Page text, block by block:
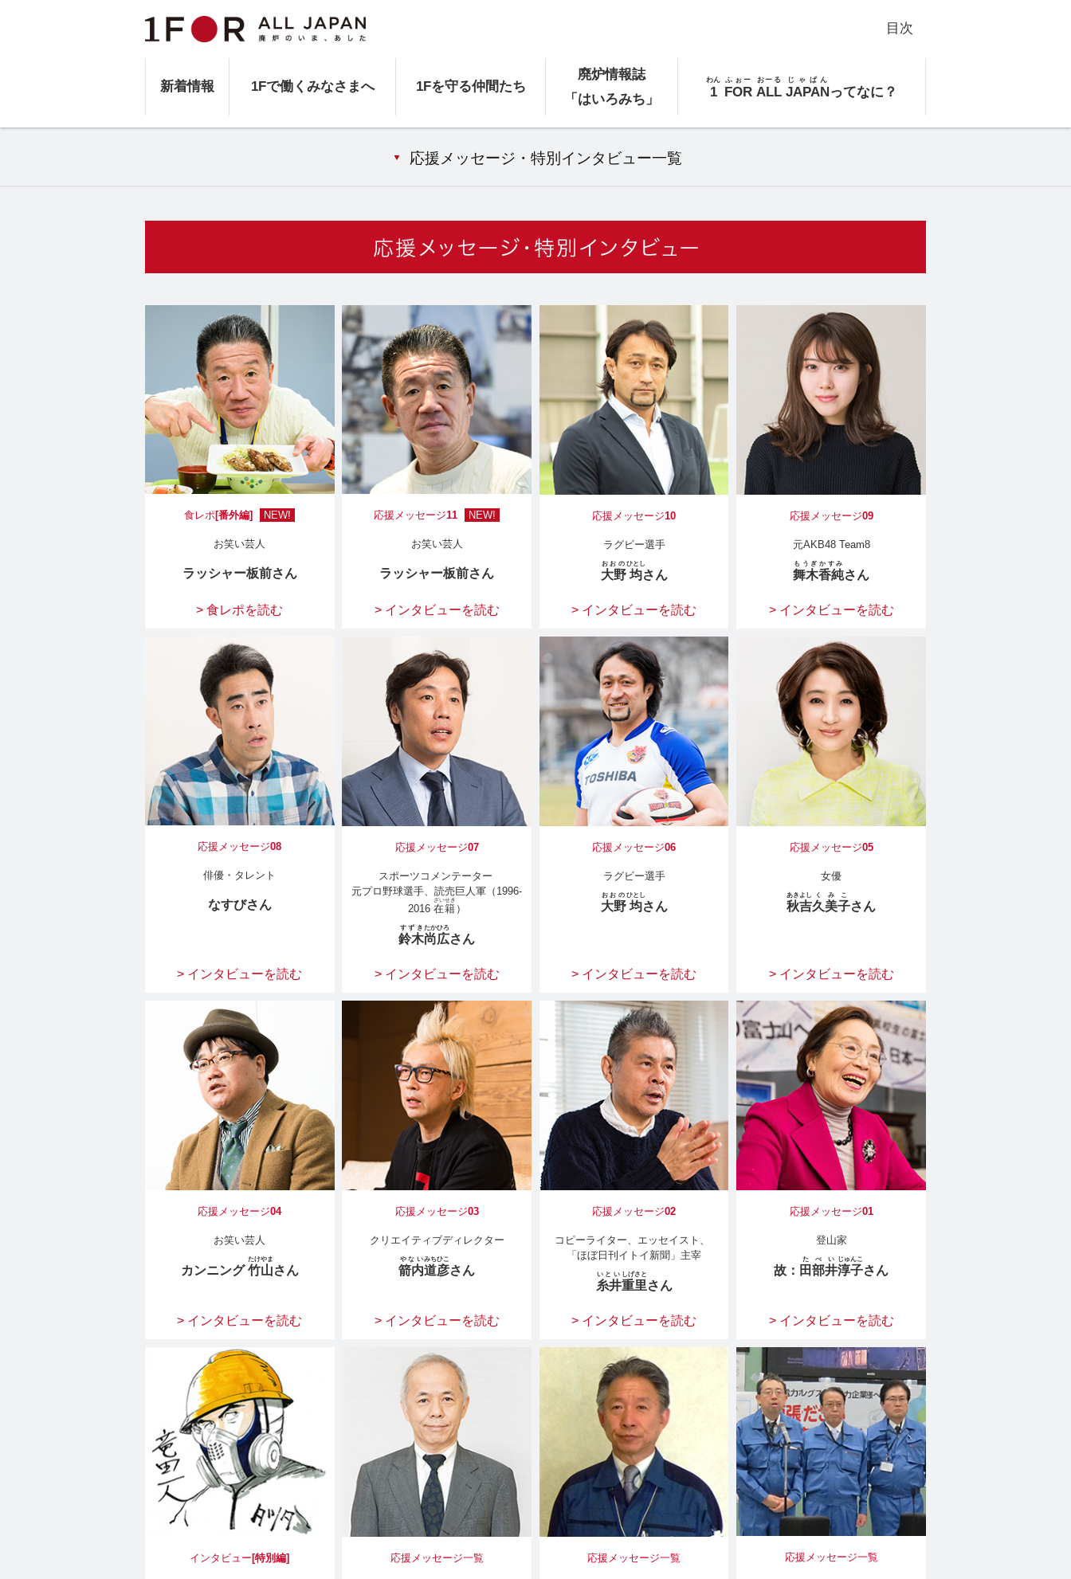
新着情報 1Fで働くみなさまへ 1Fを守る仲間たち
廃炉情報誌
「はいろみち」
1
わん
FOR
ふぉー
ALL
おーる
JAPAN
じゃぱん
ってなに？
目次
応援メッセージ・特別インタビュー一覧
食レポ[番外編] NEW!
お笑い芸人
ラッシャー板前さん
> 食レポを読む
応援メッセージ11 NEW!
お笑い芸人
ラッシャー板前さん
> インタビューを読む
応援メッセージ10
ラグビー選手
大野
おおの
均
ひとし
さん
> インタビューを読む
応援メッセージ09
元AKB48 Team8
舞木
もうぎ
香純
かすみ
さん
> インタビューを読む
応援メッセージ08
俳優・タレント
なすびさん
> インタビューを読む
応援メッセージ07
スポーツコメンテーター
元プロ野球選手、読売巨人軍（1996-
2016 在籍
ざいせき
）
鈴木
すずき
尚広
たかひろ
さん
> インタビューを読む
応援メッセージ06
ラグビー選手
大野
おおの
均
ひとし
さん
> インタビューを読む
応援メッセージ05
女優
秋吉
あきよし
久美子
くみこ
さん
> インタビューを読む
応援メッセージ04
お笑い芸人
カンニング竹山
たけやま
さん
> インタビューを読む
応援メッセージ03
クリエイティブディレクター
箭内
やない
道彦
みちひこ
さん
> インタビューを読む
応援メッセージ02
コピーライター、エッセイスト、
「ほぼ日刊イトイ新聞」主宰
糸井
いとい
重里
しげさと
さん
> インタビューを読む
応援メッセージ01
登山家
故： 田部井
たべい
淳子
じゅんこ
さん
> インタビューを読む
インタビュー[特別編] 応援メッセージ一覧 応援メッセージ一覧 応援メッセージ一覧